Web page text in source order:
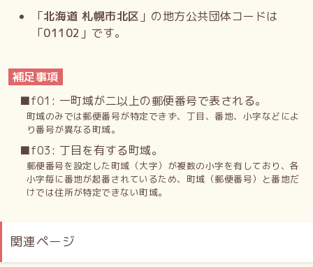
「北海道 札幌市北区 」の地方公共団体コードは
「01102 」です。
補足事項
■f01: 一町域が二以上の郵便番号で表される。
町域のみでは郵便番号が特定できず、丁目、番地、小字などによ
り番号が異なる町域。
■f03: 丁目を有する町域。
郵便番号を設定した町域（大字）が複数の小字を有しており、各
小字毎に番地が起番されているため、町域（郵便番号）と番地だ
けでは住所が特定できない町域。
関連ページ